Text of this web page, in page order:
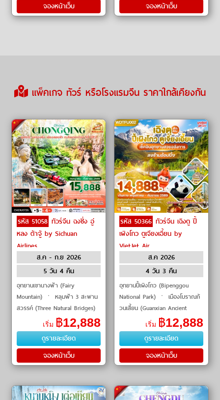
จองหน้าเว็บ
จองหน้าเว็บ
แพ็คเกจ ทัวร์ หรือโรงแรมจีน ราคาใกล้เคียงกัน
รหัส 51058 ทัวร์จีน ฉงชิ่ง อู่
หลง ต้าจู้ by Sichuan
Airlines
ส.ค - ก.ย 2026
5 วัน 4 คืน
อุทยานเขานางฟ้า (Fairy
Mountain) ㆍ หลุมฟ้า 3 สะพาน
สวรรค์ (Three Natural Bridges)
ㆍ ผาหินแกะสลักต้าจู้ (Dazu
Rock Carvings) ㆍ หงหยาต้ง
(Hongyadong) ㆍ ถ้ำฝูหรง�
เริ่ม ฿12,888
ดูรายละเอียด
จองหน้าเว็บ
รหัส 50366 ทัวร์จีน เฉิงตู ปี้
เผิงโกว ตูเจียงเอี้ยน by
VietJet Air
ส.ค 2026
4 วัน 3 คืน
อุทยานปี้เผิงโกว (Bipenggou
National Park) ㆍ เมืองโบราณก้
วนเสี้ยน (Guanxian Ancient
Town) ㆍ สะพานหนานเฉียว
(Nanqiao Bridge) ㆍ ถนนชุนซีลู่
(Chunxi Road) ㆍ แพนด้�
เริ่ม ฿12,888
ดูรายละเอียด
จองหน้าเว็บ